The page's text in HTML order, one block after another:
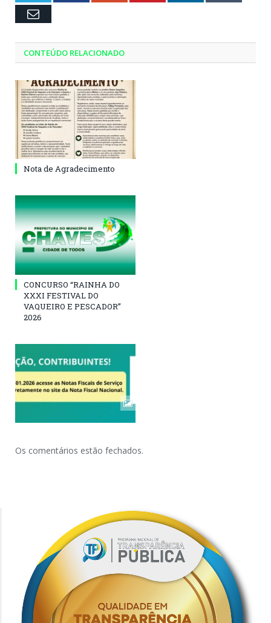
Email
CONTEÚDO RELACIONADO
Nota de Agradecimento
CONCURSO “RAINHA DO
XXXI FESTIVAL DO
VAQUEIRO E PESCADOR”
2026
Os comentários estão fechados.